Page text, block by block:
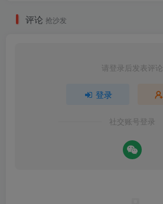
评论 抢沙发
请登录后发表评论
登录
社交账号登录